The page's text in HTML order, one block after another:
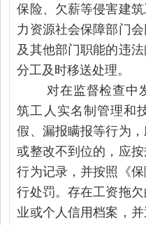
保险、欠薪等侵害建
力资源社会保障部门
及其他部门职能的违
分工及时移送处理。
对在监督检查中
筑工人实名制管理和
假、漏报瞒报等行为
或整改不到位的，应
行为记录，并按照《
行处罚。存在工资拖
业或个人信用档案，